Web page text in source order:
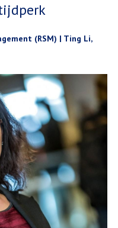
(RSM) | Ting Li,